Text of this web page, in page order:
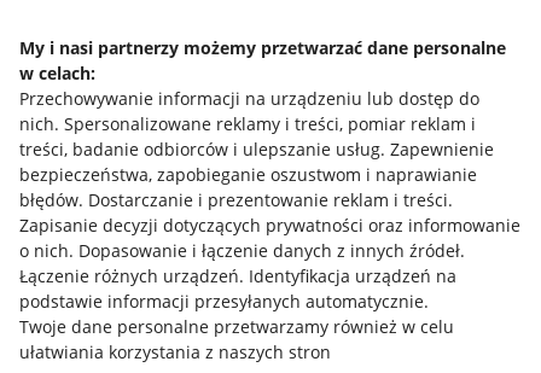
My i nasi partnerzy możemy przetwarzać dane personalne
w celach:
Przechowywanie informacji na urządzeniu lub dostęp do
nich. Spersonalizowane reklamy i treści, pomiar reklam i
treści, badanie odbiorców i ulepszanie usług. Zapewnienie
bezpieczeństwa, zapobieganie oszustwom i naprawianie
błędów. Dostarczanie i prezentowanie reklam i treści.
Zapisanie decyzji dotyczących prywatności oraz informowanie
o nich. Dopasowanie i łączenie danych z innych źródeł.
Łączenie różnych urządzeń. Identyfikacja urządzeń na
podstawie informacji przesyłanych automatycznie.
Twoje dane personalne przetwarzamy również w celu
ułatwiania korzystania z naszych stron
Allegro Gadane dla sprzedających
Allegro Gadane dla kupujących
Mapa miejscowości
Informacje prawne
Regulamin
Polityka plików "cookies"
Ustawienia plików "cookies"